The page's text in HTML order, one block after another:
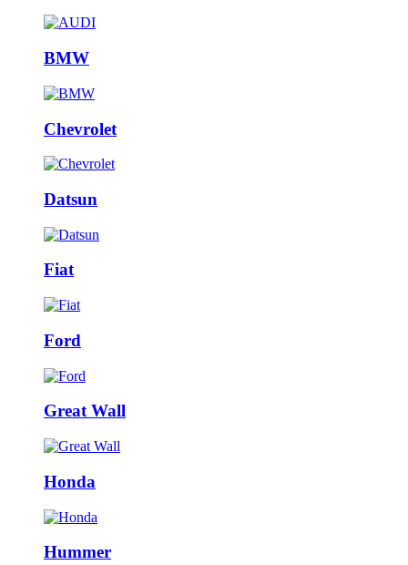
BMW
Chevrolet
Datsun
Fiat
Ford
Great Wall
Honda
Hummer